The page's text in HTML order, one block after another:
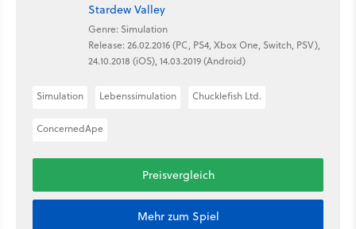
Stardew Valley
Genre: Simulation
Release: 26.02.2016 (PC, PS4, Xbox One, Switch, PSV),
24.10.2018 (iOS), 14.03.2019 (Android)
Simulation Lebenssimulation Chucklefish Ltd.
ConcernedApe
Preisvergleich
Mehr zum Spiel